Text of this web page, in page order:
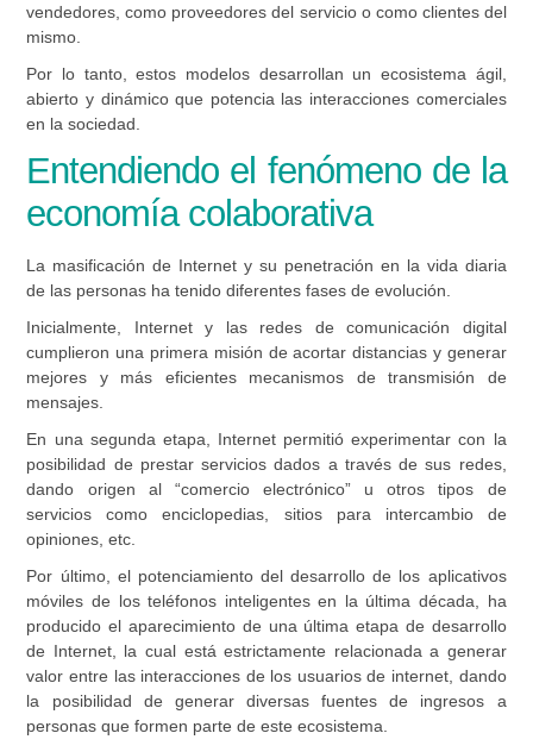
vendedores, como proveedores del servicio o como clientes del
mismo.
Por lo tanto, estos modelos desarrollan un ecosistema ágil,
abierto y dinámico que potencia las interacciones comerciales
en la sociedad.
Entendiendo el fenómeno de la
economía colaborativa
La masificación de Internet y su penetración en la vida diaria
de las personas ha tenido diferentes fases de evolución.
Inicialmente, Internet y las redes de comunicación digital
cumplieron una primera misión de acortar distancias y generar
mejores y más eficientes mecanismos de transmisión de
mensajes.
En una segunda etapa, Internet permitió experimentar con la
posibilidad de prestar servicios dados a través de sus redes,
dando origen al “comercio electrónico” u otros tipos de
servicios como enciclopedias, sitios para intercambio de
opiniones, etc.
Por último, el potenciamiento del desarrollo de los aplicativos
móviles de los teléfonos inteligentes en la última década, ha
producido el aparecimiento de una última etapa de desarrollo
de Internet, la cual está estrictamente relacionada a generar
valor entre las interacciones de los usuarios de internet, dando
la posibilidad de generar diversas fuentes de ingresos a
personas que formen parte de este ecosistema.